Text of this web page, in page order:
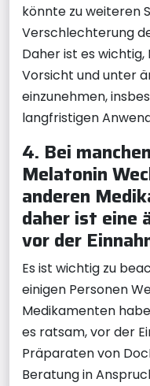
könnte zu weiteren
Verschlechterung
Daher ist es
Vorsicht und unter
einzunehmen,
langfristigen
4. Bei
Melatonin
anderen
daher ist eine
vor der
Es ist wichtig zu
einigen Personen
Medikamenten
es ratsam, vor der
Präparaten von
Beratung in